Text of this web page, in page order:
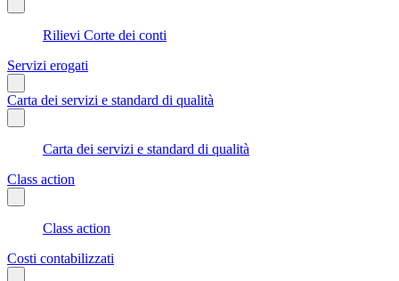
Rilievi Corte dei conti
Servizi erogati
Carta dei servizi e standard di qualità
Carta dei servizi e standard di qualità
Class action
Class action
Costi contabilizzati